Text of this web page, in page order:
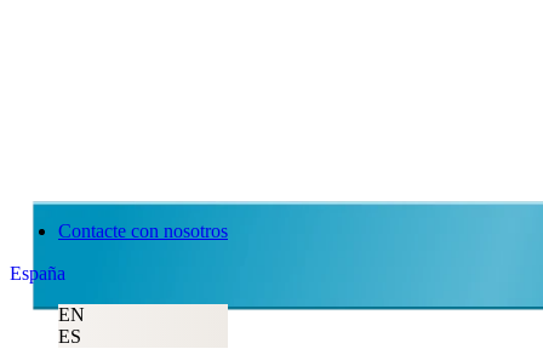
Contacte con nosotros
España
EN
ES